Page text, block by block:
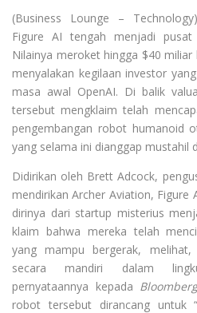
(Business Lounge –
Figure AI tengah menjadi
Nilainya meroket hingga $40
menyalakan kegilaan investor
masa awal OpenAI. Di balik
tersebut mengklaim telah
pengembangan robot humanoid
yang selama ini dianggap mustahil
Didirikan oleh Brett Adcock,
mendirikan Archer Aviation, Figure
dirinya dari startup misterius
klaim bahwa mereka telah
yang mampu bergerak,
secara mandiri dalam
pernyataannya kepada
robot tersebut dirancang untuk